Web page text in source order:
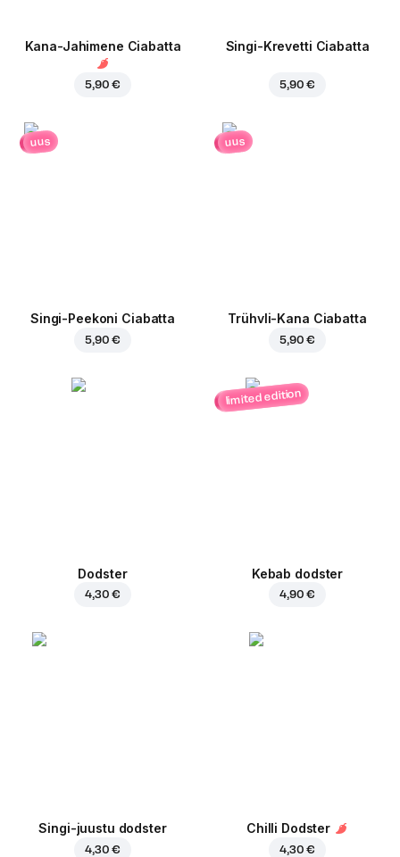
Kana-Jahimene Ciabatta
5,90 €
Singi-Krevetti Ciabatta
5,90 €
uus
Singi-Peekoni Ciabatta
5,90 €
uus
Trühvli-Kana Ciabatta
5,90 €
Dodster
4,30 €
limited edition
Kebab dodster
4,90 €
Singi-juustu dodster
4,30 €
Chilli Dodster
4,30 €